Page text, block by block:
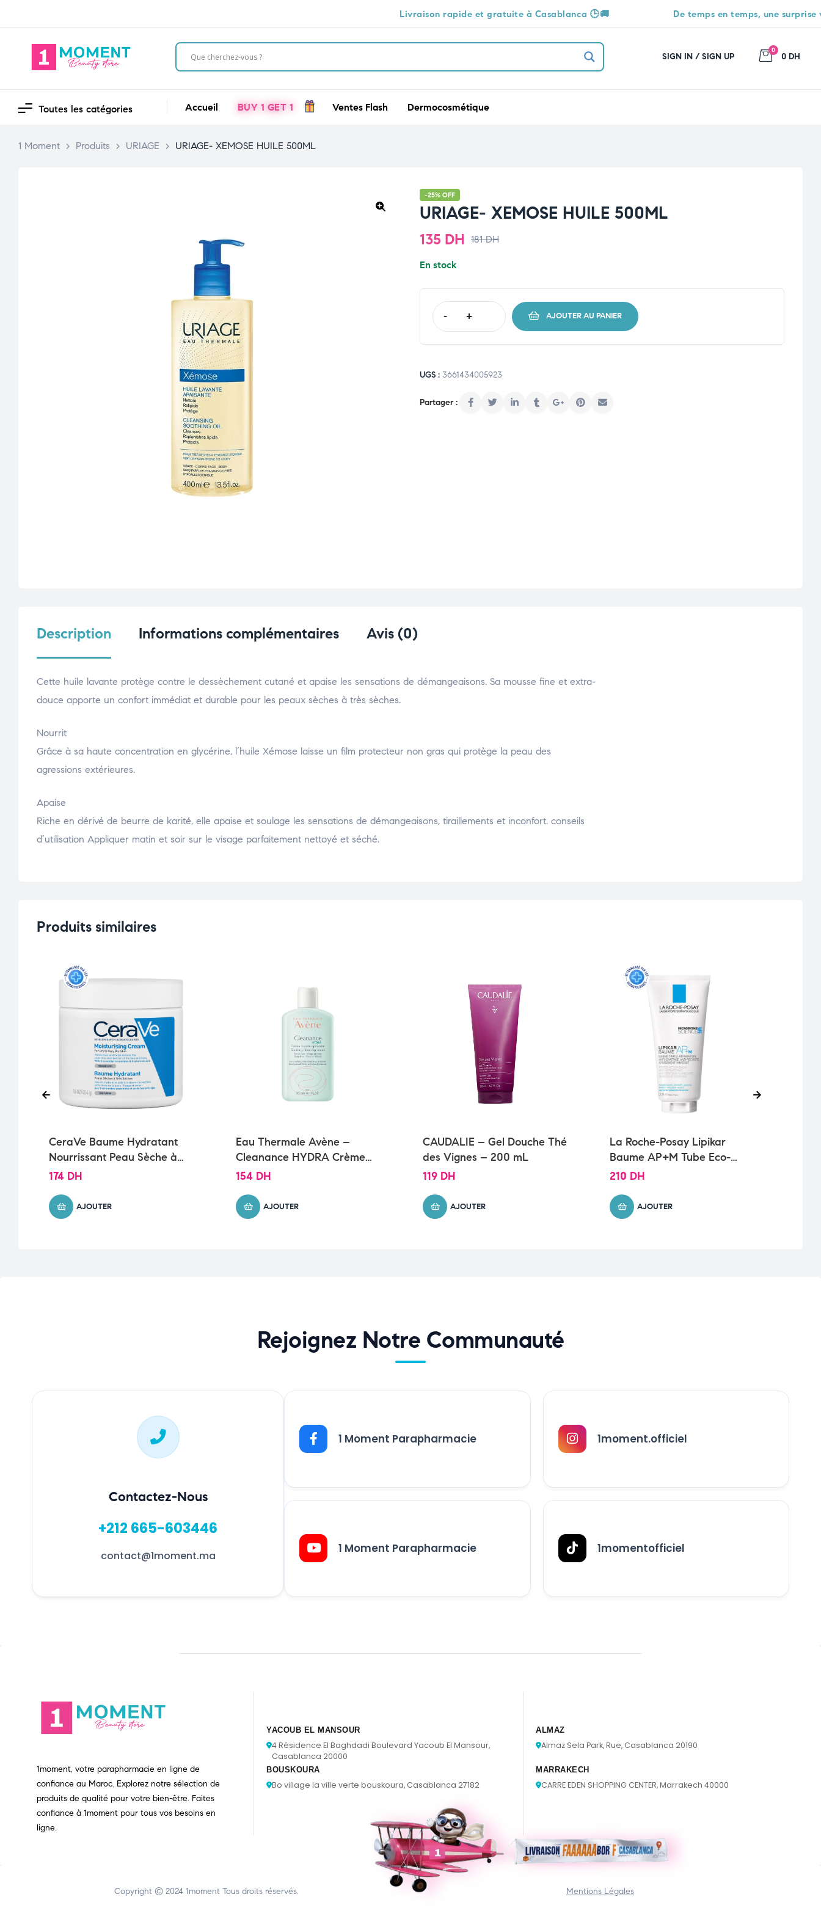
Livraison rapide et gratuite à Casablanca 🕒🚚 De temps en temps, une surprise vous attend
SIGN IN / SIGN UP
0
0 DH
Toutes les catégories Accueil BUY 1 GET 1 Ventes Flash Dermocosmétique
1 Moment > Produits > URIAGE > URIAGE- XEMOSE HUILE 500ML
-25% OFF
URIAGE- XEMOSE HUILE 500ML
181DH
135 DH
En stock
- + AJOUTER AU PANIER
UGS : 3661434005923
Description Informations complémentaires Avis (0)
Cette huile lavante protège contre le dessèchement cutané et apaise les sensations de démangeaisons. Sa mousse fine et extra-
douce apporte un confort immédiat et durable pour les peaux sèches à très sèches.
Nourrit
Grâce à sa haute concentration en glycérine, l’huile Xémose laisse un film protecteur non gras qui protège la peau des
agressions extérieures.
Apaise
Riche en dérivé de beurre de karité, elle apaise et soulage les sensations de démangeaisons, tiraillements et inconfort. conseils
d’utilisation Appliquer matin et soir sur le visage parfaitement nettoyé et séché.
Produits similaires
CeraVe Baume Hydratant
Nourrissant Peau Sèche à
Très Sèche | 454g
174 DH
AJOUTER
Eau Thermale Avène –
Cleanance HYDRA Crème
lavante apaisante
154 DH
AJOUTER
CAUDALIE – Gel Douche Thé
des Vignes – 200 mL
119 DH
AJOUTER
La Roche-Posay Lipikar
Baume AP+M Tube Eco-
Responsable Peau Sèche et
210 DH
AJOUTER
Rejoignez Notre Communauté
Contactez-Nous
+212 665-603446
contact@1moment.ma
1 Moment Parapharmacie 1moment.officiel
1 Moment Parapharmacie 1momentofficiel
1moment, votre parapharmacie en ligne de
confiance au Maroc. Explorez notre sélection de
produits de qualité pour votre bien-être. Faites
confiance à 1moment pour tous vos besoins en
ligne.
YACOUB EL MANSOUR
4 Résidence El Baghdadi Boulevard Yacoub El Mansour,
Casablanca 20000
BOUSKOURA
Bo village la ville verte bouskoura, Casablanca 27182
ALMAZ
Almaz Sela Park, Rue, Casablanca 20190
MARRAKECH
CARRE EDEN SHOPPING CENTER, Marrakech 40000
Copyright © 2024 1momentTous droits réservés. Mentions Légales